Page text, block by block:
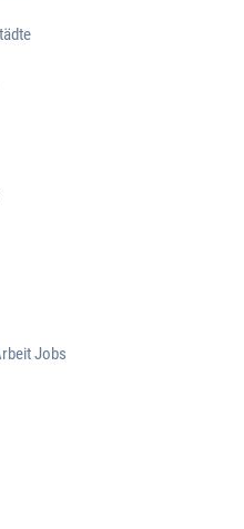
Jobs